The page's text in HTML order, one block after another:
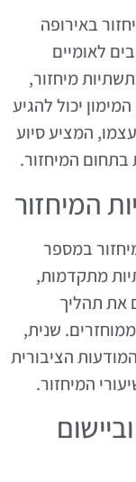
באירופה
לאומיים
מיחזור,
יכול להגיע
המציע סיוע
בתחום המיחזור.
המיחזור
במספר
מתקדמות,
את תהליך
שנית,
הציבורית
המיחזור.